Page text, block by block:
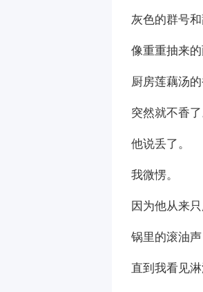
灰色的群号和
像重重抽来的
厨房莲藕汤的
突然就不香了
他说丢了。
我微愣。
因为他从来只
锅里的滚油声
直到我看见